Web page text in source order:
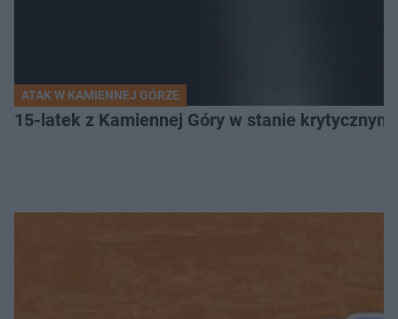
ATAK W KAMIENNEJ GÓRZE
15-latek z Kamiennej Góry w stanie